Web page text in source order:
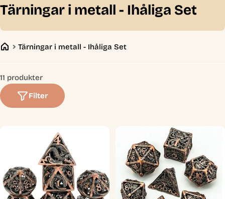
C
o
l
e
c
t
Tärningar i metall - Ihåliga Set
Tärningar i metall - Ihåliga Set
11 produkter
Filter